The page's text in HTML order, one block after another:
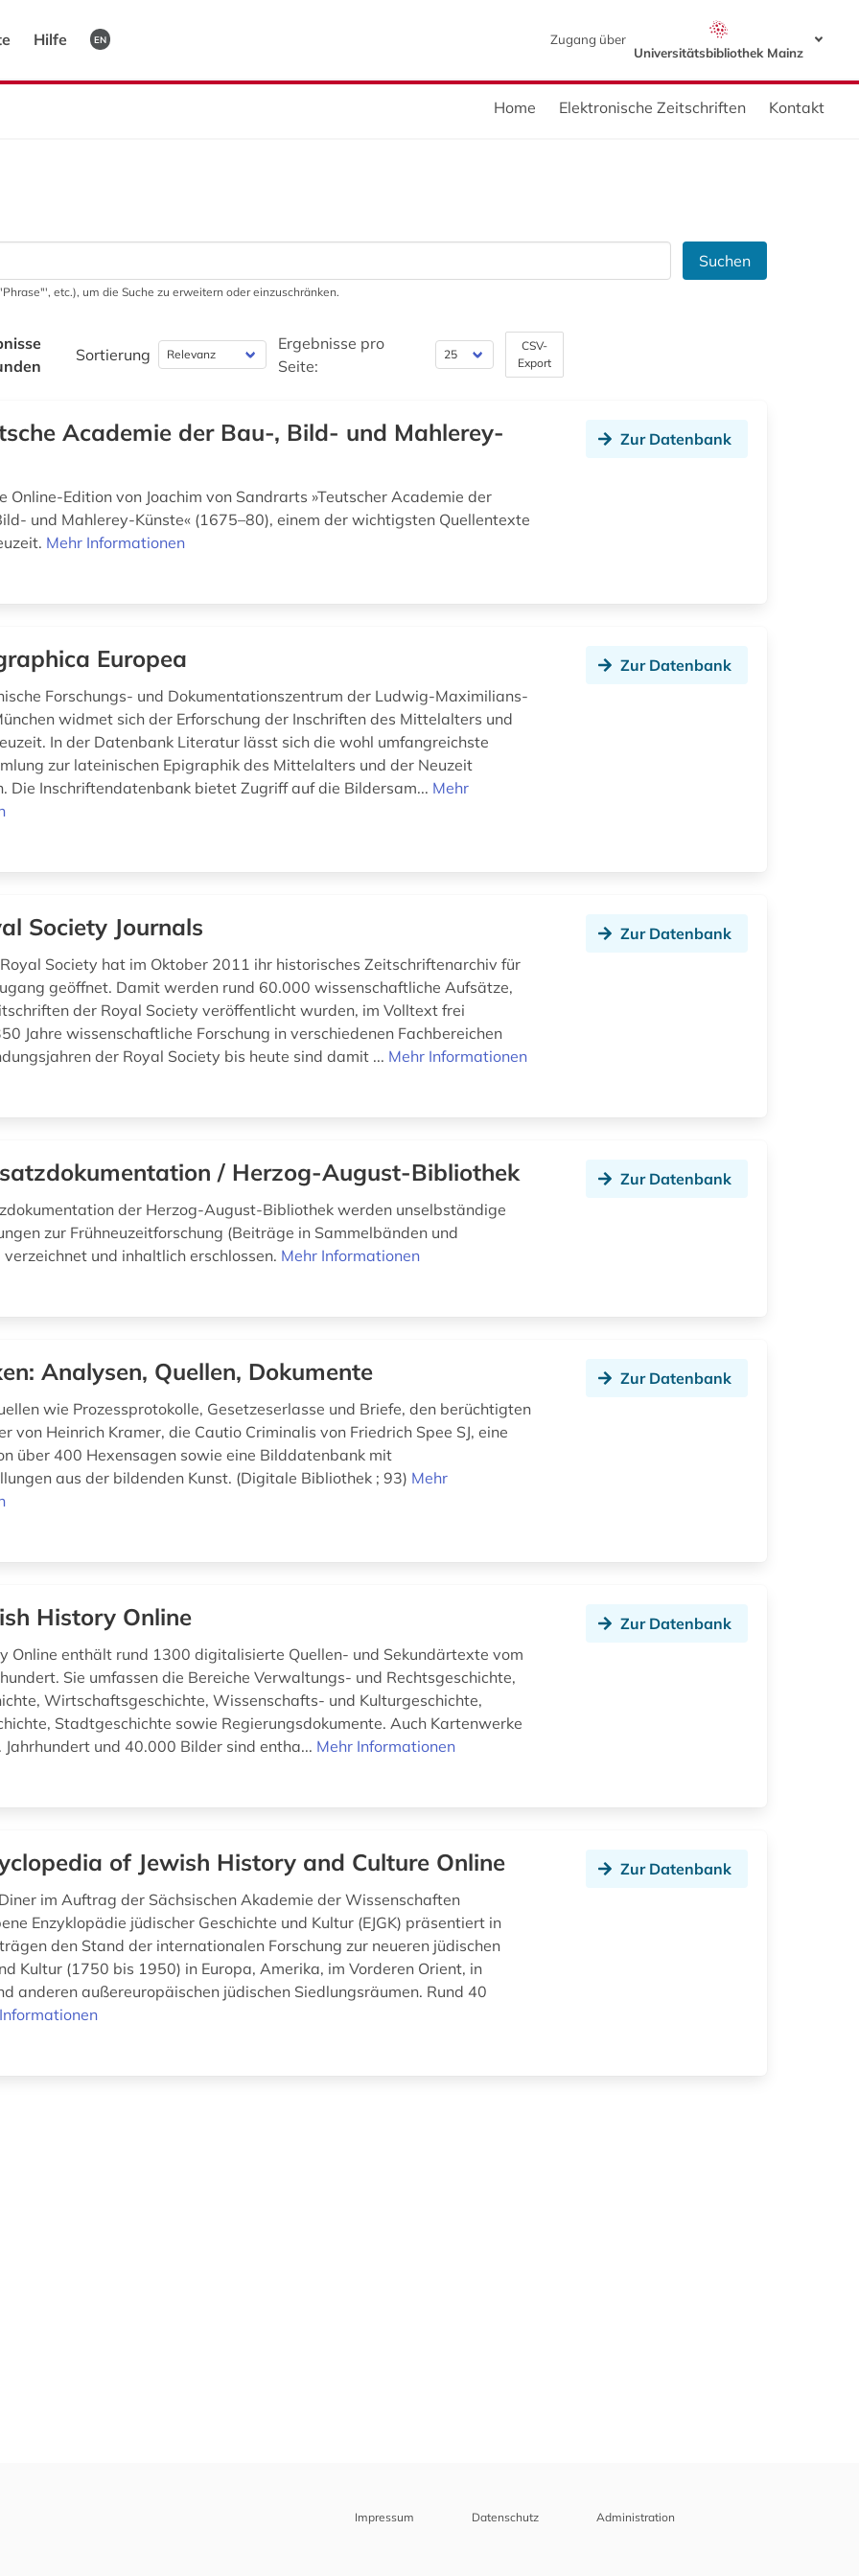
Hilfe EN
Zugang über
Universitätsbibliothek Mainz
Home Elektronische Zeitschriften Kontakt
Suchen
etc.), um die Suche zu erweitern oder einzuschränken.
Sortierung
Ergebnisse pro
Seite:
CSV-
Export
Academie der Bau-, Bild- und Mahlerey-
Online-Edition von Joachim von Sandrarts »Teutscher Academie der
und Mahlerey-Künste« (1675–80), einem der wichtigsten Quellentexte
Mehr Informationen
Zur Datenbank
Europea
Forschungs- und Dokumentationszentrum der Ludwig-Maximilians-
widmet sich der Erforschung der Inschriften des Mittelalters und
In der Datenbank Literatur lässt sich die wohl umfangreichste
zur lateinischen Epigraphik des Mittelalters und der Neuzeit
Die Inschriftendatenbank bietet Zugriff auf die Bildersam... Mehr
Zur Datenbank
Society Journals
Society hat im Oktober 2011 ihr historisches Zeitschriftenarchiv für
geöffnet. Damit werden rund 60.000 wissenschaftliche Aufsätze,
der Royal Society veröffentlicht wurden, im Volltext frei
Jahre wissenschaftliche Forschung in verschiedenen Fachbereichen
der Royal Society bis heute sind damit ... Mehr Informationen
Zur Datenbank
/ Herzog-August-Bibliothek
der Herzog-August-Bibliothek werden unselbständige
zur Frühneuzeitforschung (Beiträge in Sammelbänden und
und inhaltlich erschlossen. Mehr Informationen
Zur Datenbank
Analysen, Quellen, Dokumente
wie Prozessprotokolle, Gesetzeserlasse und Briefe, den berüchtigten
von Heinrich Kramer, die Cautio Criminalis von Friedrich Spee SJ, eine
über 400 Hexensagen sowie eine Bilddatenbank mit
aus der bildenden Kunst. (Digitale Bibliothek ; 93) Mehr
Zur Datenbank
History Online
Online enthält rund 1300 digitalisierte Quellen- und Sekundärtexte vom
Sie umfassen die Bereiche Verwaltungs- und Rechtsgeschichte,
Wirtschaftsgeschichte, Wissenschafts- und Kulturgeschichte,
Stadtgeschichte sowie Regierungsdokumente. Auch Kartenwerke
und 40.000 Bilder sind entha... Mehr Informationen
Zur Datenbank
of Jewish History and Culture Online
im Auftrag der Sächsischen Akademie der Wissenschaften
Enzyklopädie jüdischer Geschichte und Kultur (EJGK) präsentiert in
den Stand der internationalen Forschung zur neueren jüdischen
Kultur (1750 bis 1950) in Europa, Amerika, im Vorderen Orient, in
anderen außereuropäischen jüdischen Siedlungsräumen. Rund 40
Zur Datenbank
Impressum Datenschutz Administration